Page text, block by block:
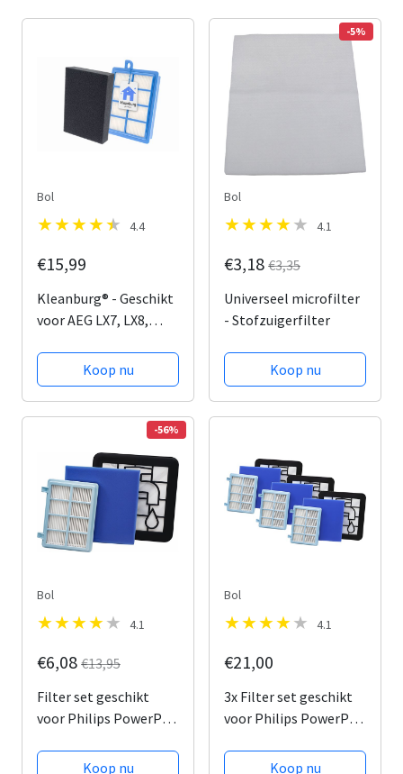
Bol
4.4
€15,99
Kleanburg® - Geschikt
voor AEG LX7, LX8,
set van 2 stuks -
Motorfilter en HEPA-
filter
Koop nu
-5%
Bol
4.1
€3,18 €3,35
Universeel microfilter
- Stofzuigerfilter
Koop nu
-56%
Bol
4.1
€6,08 €13,95
Filter set geschikt
voor Philips PowerPro
Pro Active en City
Koop nu
Bol
4.1
€21,00
3x Filter set geschikt
voor Philips PowerPro
Active en City
Koop nu